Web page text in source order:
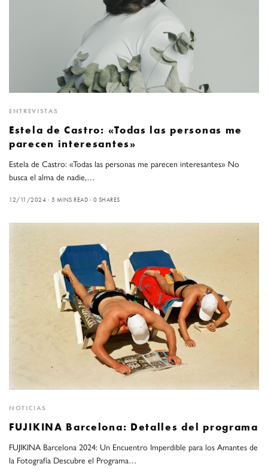
ENTREVISTAS
Estela de Castro: «Todas las personas me
parecen interesantes»
Estela de Castro: «Todas las personas me parecen interesantes» No
busca el alma de nadie,…
12/11/2024 5 MINS READ 0 SHARES
NOTICIAS
FUJIKINA Barcelona: Detalles del programa
FUJIKINA Barcelona 2024: Un Encuentro Imperdible para los Amantes de
la Fotografía Descubre el Programa…